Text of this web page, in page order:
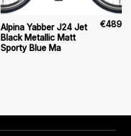
Alpina Yabber J24 Jet
Black Metallic Matt
Sporty Blue Ma
€489